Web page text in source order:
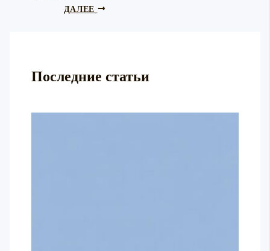
ДАЛЕЕ
Последние статьи